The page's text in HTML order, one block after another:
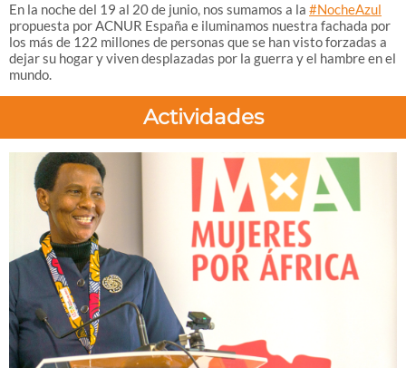
En la noche del 19 al 20 de junio, nos sumamos a la #NocheAzul
propuesta por ACNUR España e iluminamos nuestra fachada por
los más de 122 millones de personas que se han visto forzadas a
dejar su hogar y viven desplazadas por la guerra y el hambre en el
mundo.
Actividades